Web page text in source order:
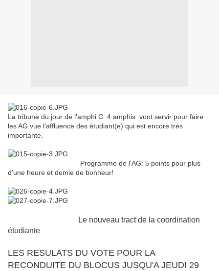
La tribune du jour de l'amphi C: 4 amphis vont servir pour faire
les AG vue l'affluence des étudiant(e) qui est encore très
importante.
Programme de l'AG: 5 points pour plus
d'une heure et demie de bonheur!
Le nouveau tract de la coordination
étudiante
LES RESULATS DU VOTE POUR LA
RECONDUITE DU BLOCUS JUSQU'A JEUDI 29